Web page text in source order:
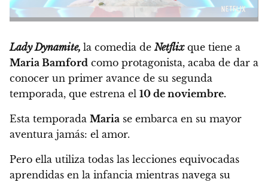
Lady Dynamite, la comedia de Netflixque tiene a
Maria Bamford como protagonista, acaba de dar a
conocer un primer avance de su segunda
temporada, que estrena el 10 de noviembre.
Esta temporada Maria se embarca en su mayor
aventura jamás: el amor.
Pero ella utiliza todas las lecciones equivocadas
aprendidas en la infancia mientras navega su